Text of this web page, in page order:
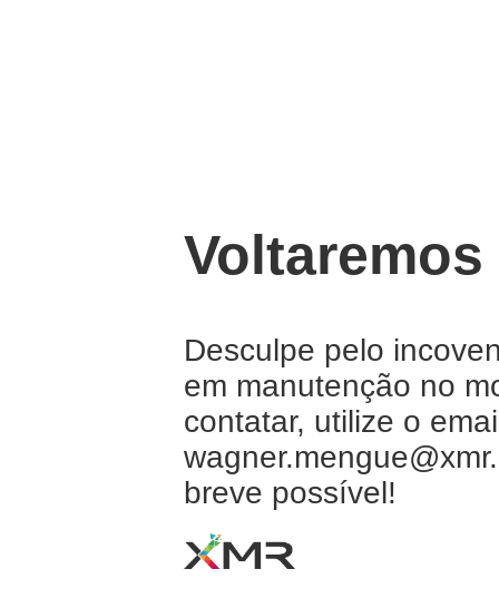
Desculpe pelo
em manutenção no
contatar, utilize o
breve possível!